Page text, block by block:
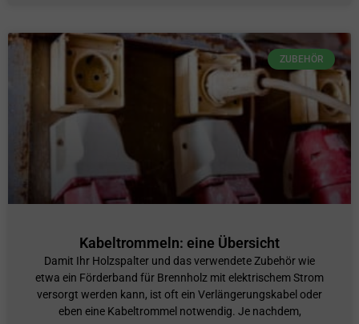
ZUBEHÖR
Kabeltrommeln: eine Übersicht
Damit Ihr Holzspalter und das verwendete Zubehör wie
etwa ein Förderband für Brennholz mit elektrischem Strom
versorgt werden kann, ist oft ein Verlängerungskabel oder
eben eine Kabeltrommel notwendig. Je nachdem,